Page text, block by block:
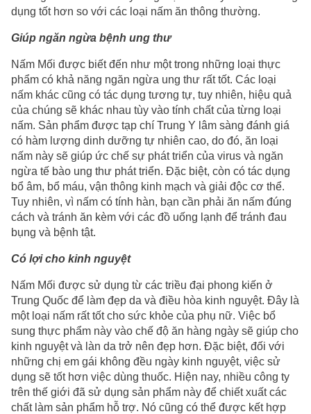
dụng tốt hơn so với các loại nấm ăn thông thường.
Giúp ngăn ngừa bệnh ung thư
Nấm Mối được biết đến như một trong những loại thực
phẩm có khả năng ngăn ngừa ung thư rất tốt. Các loại
nấm khác cũng có tác dụng tương tự, tuy nhiên, hiệu quả
của chúng sẽ khác nhau tùy vào tính chất của từng loại
nấm. Sản phẩm được tạp chí Trung Y lâm sàng đánh giá
có hàm lượng dinh dưỡng tự nhiên cao, do đó, ăn loại
nấm này sẽ giúp ức chế sự phát triển của virus và ngăn
ngừa tế bào ung thư phát triển. Đặc biệt, còn có tác dụng
bổ âm, bổ máu, vận thông kinh mạch và giải độc cơ thể.
Tuy nhiên, vì nấm có tính hàn, bạn cần phải ăn nấm đúng
cách và tránh ăn kèm với các đồ uống lạnh để tránh đau
bụng và bệnh tật.
Có lợi cho kinh nguyệt
Nấm Mối được sử dụng từ các triều đại phong kiến ở
Trung Quốc để làm đẹp da và điều hòa kinh nguyệt. Đây là
một loại nấm rất tốt cho sức khỏe của phụ nữ. Việc bổ
sung thực phẩm này vào chế độ ăn hàng ngày sẽ giúp cho
kinh nguyệt và làn da trở nên đẹp hơn. Đặc biệt, đối với
những chị em gái không đều ngày kinh nguyệt, việc sử
dụng sẽ tốt hơn việc dùng thuốc. Hiện nay, nhiều công ty
trên thế giới đã sử dụng sản phẩm này để chiết xuất các
chất làm sản phẩm hỗ trợ. Nó cũng có thể được kết hợp